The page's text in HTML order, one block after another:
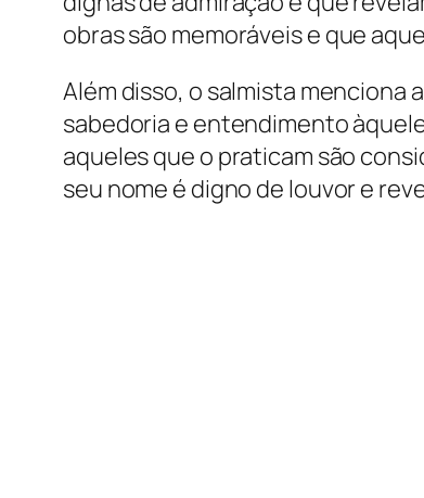
obras são memoráveis e que
Além disso, o salmista
sabedoria e entendimento
aqueles que o praticam são
seu nome é digno de louvor e